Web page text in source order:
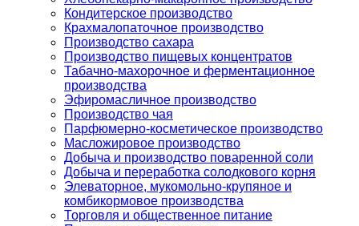
Кондитерское производство
Крахмалопаточное производство
Производство сахара
Производство пищевых концентратов
Табачно-махорочное и ферментационное
производства
Эфиромасличное производство
Производство чая
Парфюмерно-косметическое производство
Масложировое производство
Добыча и производство поваренной соли
Добыча и переработка солодкового корня
Элеваторное, мукомольно-крупяное и
комбикормовое производства
Торговля и общественное питание